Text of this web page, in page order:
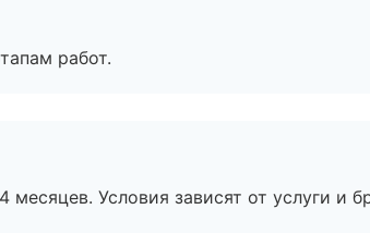
работ.
Условия зависят от услуги и